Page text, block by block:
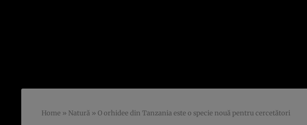
Home » Natură » O orhidee din Tanzania este o specie nouă pentru cercetători